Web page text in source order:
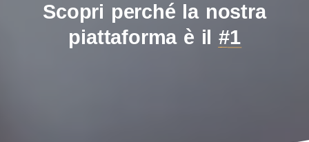
Scopri perché la nostra
piattaforma è il #1